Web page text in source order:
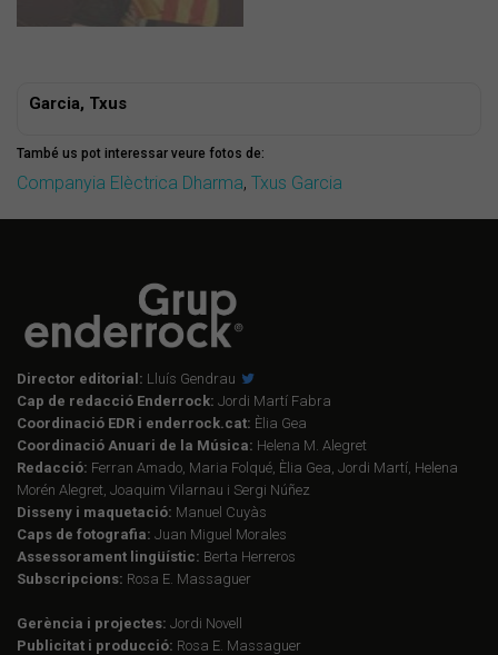
Garcia, Txus
També us pot interessar veure fotos de:
Companyia Elèctrica Dharma, Txus Garcia
Director editorial: Lluís Gendrau
Cap de redacció Enderrock: Jordi Martí Fabra
Coordinació EDR i enderrock.cat: Èlia Gea
Coordinació Anuari de la Música: Helena M. Alegret
Redacció: Ferran Amado, Maria Folqué, Èlia Gea, Jordi Martí, Helena
Morén Alegret, Joaquim Vilarnau i Sergi Núñez
Disseny i maquetació: Manuel Cuyàs
Caps de fotografia: Juan Miguel Morales
Assessorament lingüístic: Berta Herreros
Subscripcions: Rosa E. Massaguer
Gerència i projectes: Jordi Novell
Publicitat i producció: Rosa E. Massaguer